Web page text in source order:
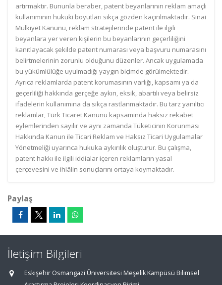
artırmaktır. Bununla beraber, patent beyanlarının reklam amaçlı
kullanımının hukuki boyutları sıkça gözden kaçırılmaktadır. Sınai
Mülkiyet Kanunu, reklam stratejilerinde patent ile ilgili
beyanlara yer veren kişilerin bu beyanlarının geçerliliğini
kanıtlayacak şekilde patent numarası veya başvuru numarasını
belirtmelerinin zorunlu olduğunu düzenler. Ancak uygulamada
bu yükümlülüğe uyulmadığı yaygın biçimde görülmektedir.
Ayrıca reklamlarda patent korumasının varlığı, kapsamı ya da
geçerliliği hakkında gerçeğe aykırı, eksik, abartılı veya belirsiz
ifadelerin kullanımına da sıkça rastlanmaktadır. Bu tarz yanıltıcı
reklamlar, Türk Ticaret Kanunu kapsamında haksız rekabet
eylemlerinden sayılır ve aynı zamanda Tüketicinin Korunması
Hakkında Kanun ile Ticari Reklam ve Haksız Ticari Uygulamalar
Yönetmeliği uyarınca hukuka aykırılık oluşturur. Bu çalışma,
patent hakkı ile ilgili iddialar içeren reklamların yasal
çerçevesini ve ihlâlin sonuçlarını ortaya koymaktadır.
Paylaş
İletişim Bilgileri
Eskişehir Osmangazi Üniversitesi Meşelik Kampüsü Bilimsel